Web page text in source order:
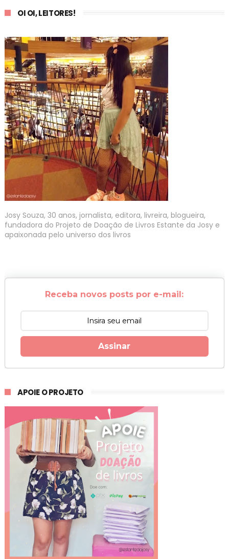
OI OI, LEITORES!
Josy Souza, 30 anos, jornalista, editora, livreira, blogueira,
fundadora do Projeto de Doação de Livros Estante da Josy e
apaixonada pelo universo dos livros
Receba novos posts por e-mail:
Assinar
APOIE O PROJETO